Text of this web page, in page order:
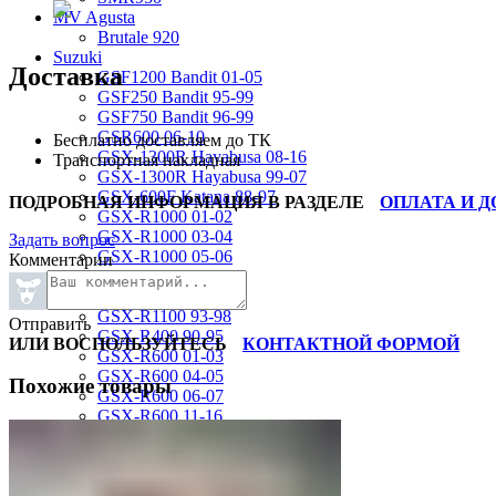
MV Agusta
Brutale 920
Suzuki
GSF1200 Bandit 01-05
GSF250 Bandit 95-99
GSF750 Bandit 96-99
GSR600 06-10
GSX-1300R Hayabusa 08-16
GSX-1300R Hayabusa 99-07
GSX-600F Katana 88-97
GSX-R1000 01-02
GSX-R1000 03-04
GSX-R1000 05-06
GSX-R1000 07-08
GSX-R1000 09-16
GSX-R1100 93-98
GSX-R400 90-95
GSX-R600 01-03
GSX-R600 04-05
GSX-R600 06-07
GSX-R600 11-16
Доставка
Бесплатно доставляем до ТК
Транспортная накладная
ПОДРОБНАЯ ИНФОРМАЦИЯ В РАЗДЕЛЕ
ОПЛАТА И
Задать вопрос
Комментарии
Отправить
ИЛИ ВОСПОЛЬЗУЙТЕСЬ
КОНТАКТНОЙ ФОРМОЙ
Похожие товары